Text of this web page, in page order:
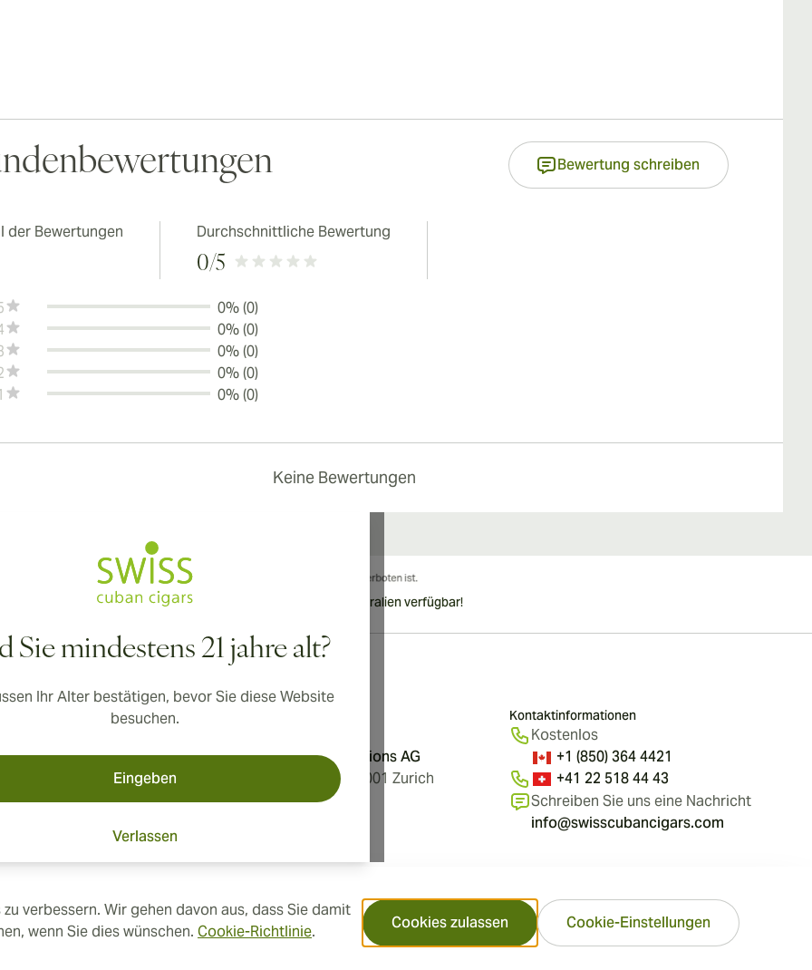
verbessern. Wir gehen davon aus, dass Sie damit
wenn Sie dies wünschen. Cookie-Richtlinie. Cookies zulassen Cookie-Einstellungen
Bewertung schreiben
der Bewertungen Durchschnittliche Bewertung
0/5
0% (0)
0% (0)
0% (0)
0% (0)
0% (0)
Keine Bewertungen
Sie mindestens 21 jahre alt?
Ihr Alter bestätigen, bevor Sie diese Website
besuchen.
Eingeben
Verlassen
Versand nach Kanada, Vereinigtes Königreich und Australien verfügbar!
Aromatica Distributions AG
Löwenstrasse 20, 8001 Zurich
Switzerland
Kontaktinformationen
Kostenlos
+1 (850) 364 4421
+41 22 518 44 43
Schreiben Sie uns eine Nachricht
info@swisscubancigars.com